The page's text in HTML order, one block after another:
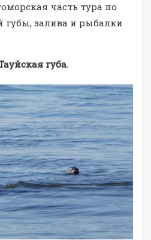
часть тура по
губы, залива и рыбалки
губа.